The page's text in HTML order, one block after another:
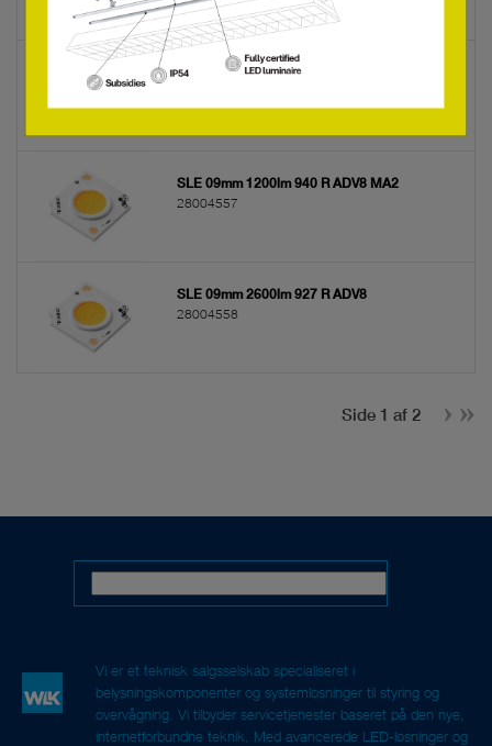
SLE 09mm 1200lm 935 R ADV8 MA2
SLE 09mm 1200lm 940 R ADV8 MA2
28004557
SLE 09mm 2600lm 927 R ADV8
28004558
Side 1 af 2
Vi er et teknisk salgsselskab specialiseret i
belysningskomponenter og systemløsninger til styring og
overvågning. Vi tilbyder servicetjenester baseret på den nye,
internetforbundne teknik. Med avancerede LED-løsninger og